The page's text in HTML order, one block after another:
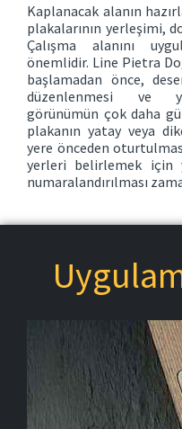
Kaplanacak alanın
plakalarının yerleşimi,
Çalışma alanını
önemlidir. Line Pietra
başlamadan önce,
düzenlenmesi ve
görünümün çok daha
plakanın yatay veya
yere önceden
yerleri belirlemek için
numaralandırılması